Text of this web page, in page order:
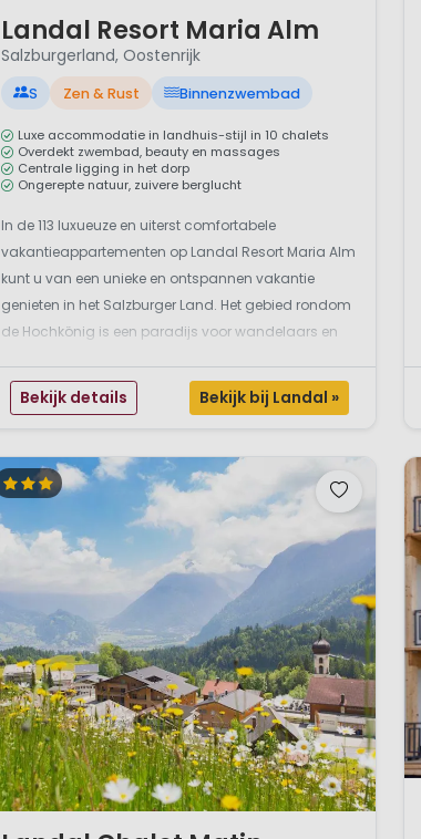
Landal Resort Maria Alm
Salzburgerland, Oostenrijk
S Zen & Rust Binnenzwembad
Luxe accommodatie in landhuis-stijl in 10 chalets
Overdekt zwembad, beauty en massages
Centrale ligging in het dorp
Ongerepte natuur, zuivere berglucht
In de 113 luxueuze en uiterst comfortabele
vakantieappartementen op Landal Resort Maria Alm
kunt u van een unieke en ontspannen vakantie
genieten in het Salzburger Land. Het gebied rondom
de Hochkönig is een paradijs voor wandelaars en
rustzoekers precies wat zij zoeken. In het
vakantiepark kunt u...
Bekijk details Bekijk bij Landal »